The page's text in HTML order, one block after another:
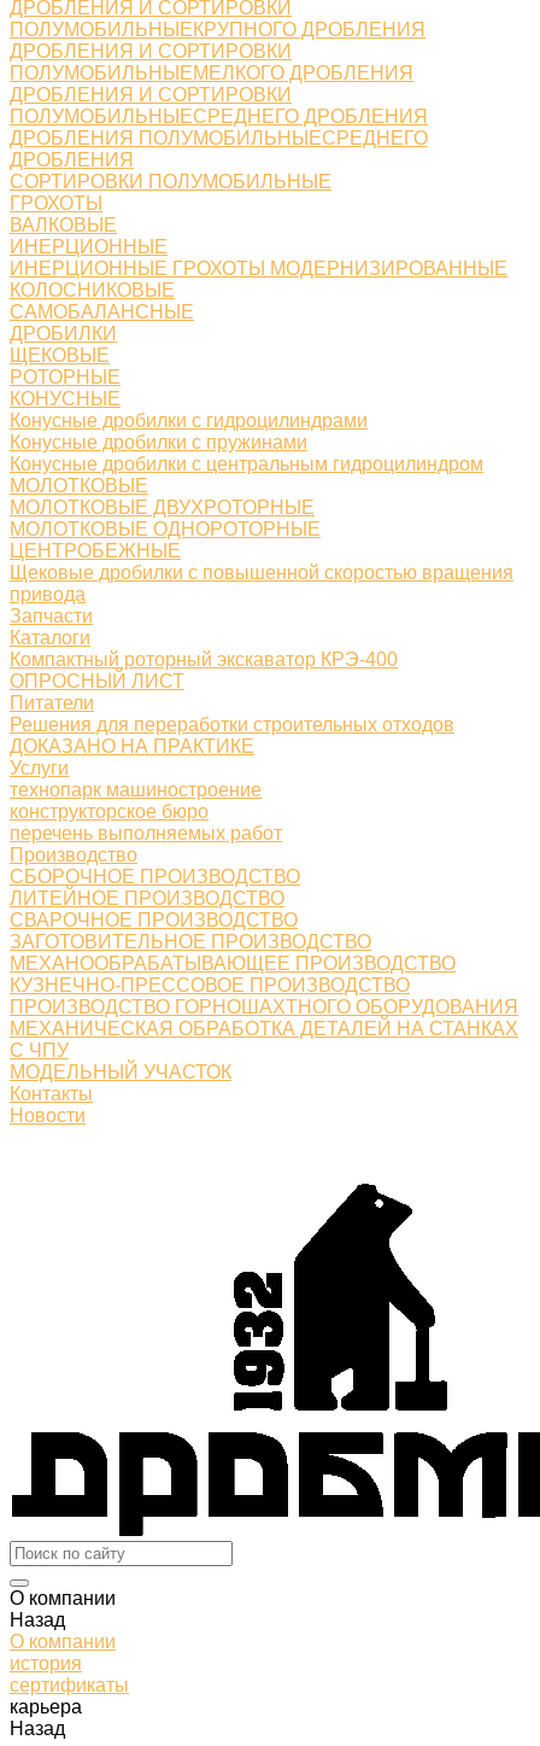
ДРОБЛЕНИЯ И СОРТИРОВКИ
ПОЛУМОБИЛЬНЫЕКРУПНОГО ДРОБЛЕНИЯ
ДРОБЛЕНИЯ И СОРТИРОВКИ
ПОЛУМОБИЛЬНЫЕМЕЛКОГО ДРОБЛЕНИЯ
ДРОБЛЕНИЯ И СОРТИРОВКИ
ПОЛУМОБИЛЬНЫЕСРЕДНЕГО ДРОБЛЕНИЯ
ДРОБЛЕНИЯ ПОЛУМОБИЛЬНЫЕСРЕДНЕГО
ДРОБЛЕНИЯ
СОРТИРОВКИ ПОЛУМОБИЛЬНЫЕ
ГРОХОТЫ
ВАЛКОВЫЕ
ИНЕРЦИОННЫЕ
ИНЕРЦИОННЫЕ ГРОХОТЫ МОДЕРНИЗИРОВАННЫЕ
КОЛОСНИКОВЫЕ
САМОБАЛАНСНЫЕ
ДРОБИЛКИ
ЩЕКОВЫЕ
РОТОРНЫЕ
КОНУСНЫЕ
Конусные дробилки с гидроцилиндрами
Конусные дробилки с пружинами
Конусные дробилки с центральным гидроцилиндром
МОЛОТКОВЫЕ
МОЛОТКОВЫЕ ДВУХРОТОРНЫЕ
МОЛОТКОВЫЕ ОДНОРОТОРНЫЕ
ЦЕНТРОБЕЖНЫЕ
Щековые дробилки с повышенной скоростью вращения
привода
Запчасти
Каталоги
Компактный роторный экскаватор КРЭ-400
ОПРОСНЫЙ ЛИСТ
Питатели
Решения для переработки строительных отходов
ДОКАЗАНО НА ПРАКТИКЕ
Услуги
технопарк машиностроение
конструкторское бюро
перечень выполняемых работ
Производство
СБОРОЧНОЕ ПРОИЗВОДСТВО
ЛИТЕЙНОЕ ПРОИЗВОДСТВО
СВАРОЧНОЕ ПРОИЗВОДСТВО
ЗАГОТОВИТЕЛЬНОЕ ПРОИЗВОДСТВО
МЕХАНООБРАБАТЫВАЮЩЕЕ ПРОИЗВОДСТВО
КУЗНЕЧНО-ПРЕССОВОЕ ПРОИЗВОДСТВО
ПРОИЗВОДСТВО ГОРНОШАХТНОГО ОБОРУДОВАНИЯ
МЕХАНИЧЕСКАЯ ОБРАБОТКА ДЕТАЛЕЙ НА СТАНКАХ
С ЧПУ
МОДЕЛЬНЫЙ УЧАСТОК
Контакты
Новости
О компании
Назад
О компании
история
сертификаты
карьера
Назад